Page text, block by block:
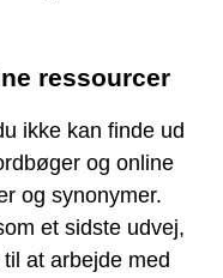
ressourcer
ikke kan finde ud
og online
og synonymer.
et sidste udvej,
at arbejde med